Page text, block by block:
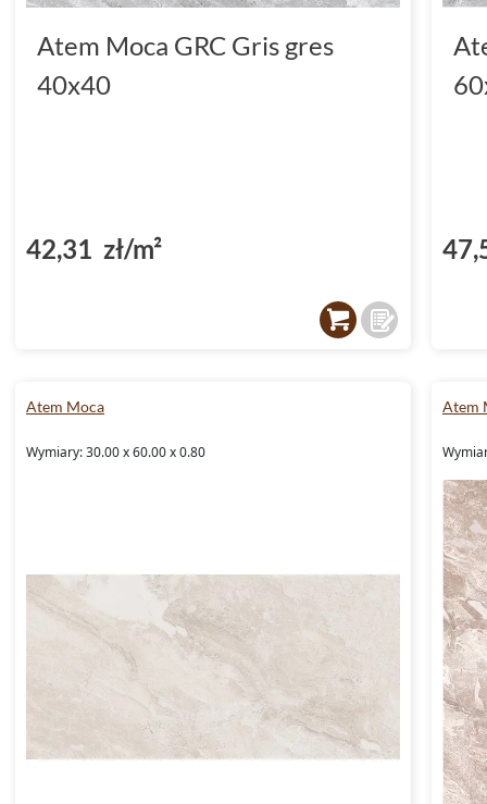
Atem Moca GRC Gris gres
40x40
42,31 zł/m²
Atem Moca
Wymiary: 30.00 x 60.00 x 0.80
Atem